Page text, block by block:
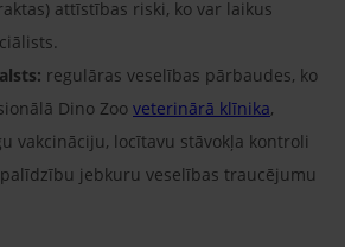
attīstības riski, ko var laikus
regulāras veselības pārbaudes, ko
Dino Zoo veterinārā klīnika,
vakcināciju, locītavu stāvokļa kontroli
jebkuru veselības traucējumu